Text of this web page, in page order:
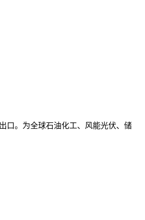
口。为全球石油化工、风能光伏、储